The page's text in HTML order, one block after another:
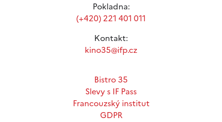
Pokladna:
(+420) 221 401 011
Kontakt:
kino35@ifp.cz
Bistro 35
Slevy s IF Pass
Francouzský institut
GDPR